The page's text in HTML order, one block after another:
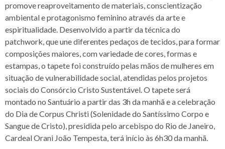
promove reaproveitamento de materiais, conscientização
ambiental e protagonismo feminino através da arte e
espiritualidade. Desenvolvido a partir da técnica do
patchwork, que une diferentes pedaços de tecidos, para formar
composições maiores, com variedade de cores, formas e
estampas, o tapete foi construído pelas mãos de mulheres em
situação de vulnerabilidade social, atendidas pelos projetos
sociais do Consórcio Cristo Sustentável. O tapete será
montado no Santuário a partir das 3h da manhã e a celebração
do Dia de Corpus Christi (Solenidade do Santíssimo Corpo e
Sangue de Cristo), presidida pelo arcebispo do Rio de Janeiro,
Cardeal Orani João Tempesta, terá início às 6h30 da manhã.